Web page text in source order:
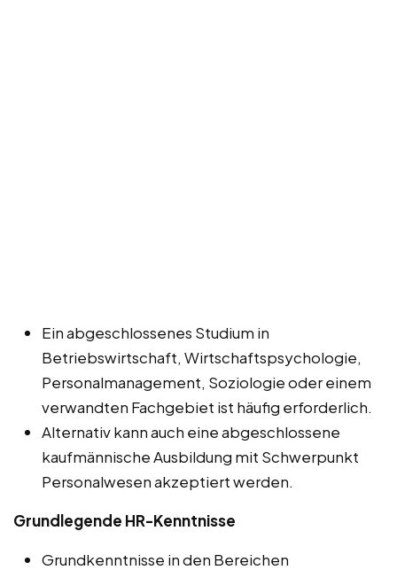
Ein abgeschlossenes Studium in
Betriebswirtschaft, Wirtschaftspsychologie,
Personalmanagement, Soziologie oder einem
verwandten Fachgebiet ist häufig erforderlich.
Alternativ kann auch eine abgeschlossene
kaufmännische Ausbildung mit Schwerpunkt
Personalwesen akzeptiert werden.
Grundlegende HR-Kenntnisse
Grundkenntnisse in den Bereichen